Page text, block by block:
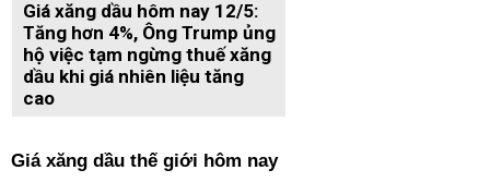
Giá xăng dầu hôm nay 12/5:
Tăng hơn 4%, Ông Trump ủng
hộ việc tạm ngừng thuế xăng
dầu khi giá nhiên liệu tăng
cao
Giá xăng dầu thế giới hôm nay